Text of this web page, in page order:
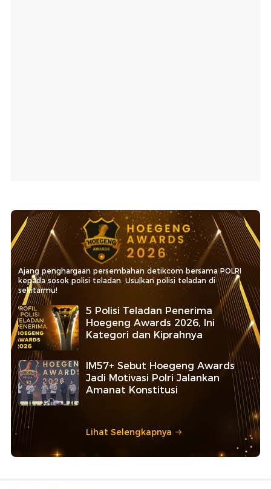
Ajang penghargaan persembahan detikcom bersama POLRI
kepada sosok polisi teladan. Usulkan polisi teladan di
sekitarmu!
5 Polisi Teladan Penerima
Hoegeng Awards 2026, Ini
Kategori dan Kiprahnya
IM57+ Sebut Hoegeng Awards
Jadi Motivasi Polri Jalankan
Amanat Konstitusi
Lihat Selengkapnya